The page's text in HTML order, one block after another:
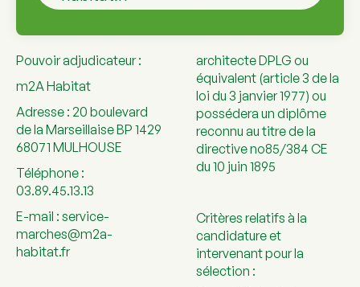
Pouvoir adjudicateur :
m2A Habitat
Adresse : 20 boulevard
de la Marseillaise BP 1429
68071 MULHOUSE
Téléphone :
03.89.45.13.13
E-mail : service-
marches@m2a-
habitat.fr
architecte DPLG ou
équivalent (article 3 de la
loi du 3 janvier 1977) ou
possédera un diplôme
reconnu au titre de la
directive no85/384 CE
du 10 juin 1895
Critères relatifs à la
candidature et
intervenant pour la
sélection :